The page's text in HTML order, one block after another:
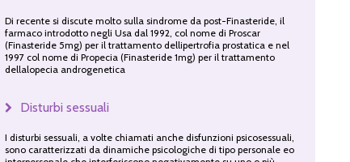
Di recente si discute molto sulla sindrome da post-Finasteride, il
farmaco introdotto negli Usa dal 1992, col nome di Proscar
(Finasteride 5mg) per il trattamento dellipertrofia prostatica e nel
1997 col nome di Propecia (Finasteride 1mg) per il trattamento
dellalopecia androgenetica
Disturbi sessuali
I disturbi sessuali, a volte chiamati anche disfunzioni psicosessuali,
sono caratterizzati da dinamiche psicologiche di tipo personale eo